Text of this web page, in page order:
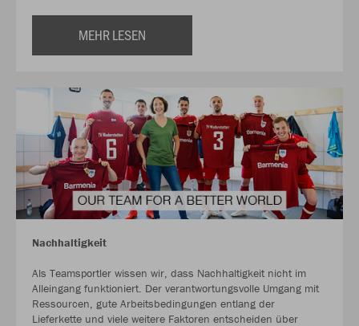
MEHR LESEN
Nachhaltigkeit
Als Teamsportler wissen wir, dass Nachhaltigkeit nicht im
Alleingang funktioniert. Der verantwortungsvolle Umgang mit
Ressourcen, gute Arbeitsbedingungen entlang der
Lieferkette und viele weitere Faktoren entscheiden über